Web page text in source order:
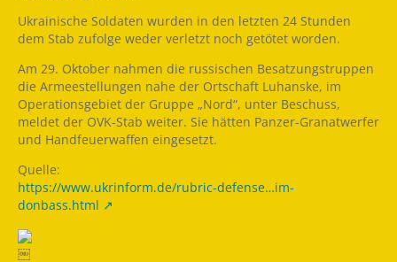
Ukrainische Soldaten wurden in den letzten 24 Stunden
dem Stab zufolge weder verletzt noch getötet worden.
Am 29. Oktober nahmen die russischen Besatzungstruppen
die Armeestellungen nahe der Ortschaft Luhanske, im
Operationsgebiet der Gruppe „Nord“, unter Beschuss,
meldet der OVK-Stab weiter. Sie hätten Panzer-Granatwerfer
und Handfeuerwaffen eingesetzt.
Quelle:
https://www.ukrinform.de/rubric-defense…im-
donbass.html
￼